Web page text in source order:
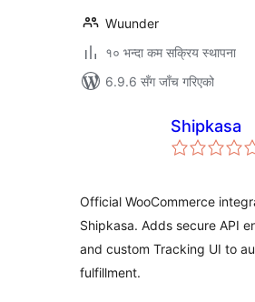
Wuunder
१० भन्दा कम सक्रिय स्थापना
6.9.6 सँग जाँच गरिएको
Shipkasa
Official WooCommerce
Shipkasa. Adds secure API
and custom Tracking UI to
fulfillment.